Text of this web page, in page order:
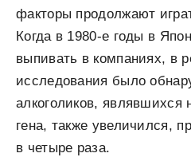
факторы продолжают
Когда в 1980-е годы в
выпивать в компаниях, в
исследования было
алкоголиков, являвшихся
гена, также увеличился,
в четыре раза.